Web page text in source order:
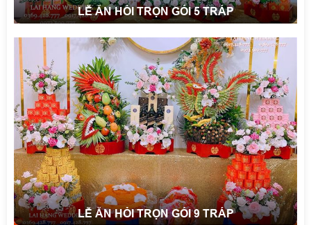
LỄ ĂN HỎI TRỌN GÓI 5 TRÁP
LỄ ĂN HỎI TRỌN GÓI 9 TRÁP